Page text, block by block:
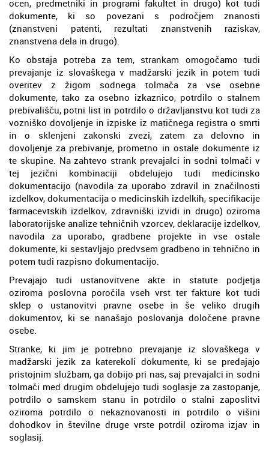
ocen, predmetniki in programi fakultet in drugo) kot tudi
dokumente, ki so povezani s področjem znanosti
(znanstveni patenti, rezultati znanstvenih raziskav,
znanstvena dela in drugo).
Ko obstaja potreba za tem, strankam omogočamo tudi
prevajanje iz slovaškega v madžarski jezik in potem tudi
overitev z žigom sodnega tolmača za vse osebne
dokumente, tako za osebno izkaznico, potrdilo o stalnem
prebivališču, potni list in potrdilo o državljanstvu kot tudi za
vozniško dovoljenje in izpiske iz matičnega registra o smrti
in o sklenjeni zakonski zvezi, zatem za delovno in
dovoljenje za prebivanje, prometno in ostale dokumente iz
te skupine. Na zahtevo strank prevajalci in sodni tolmači v
tej jezični kombinaciji obdelujejo tudi medicinsko
dokumentacijo (navodila za uporabo zdravil in značilnosti
izdelkov, dokumentacija o medicinskih izdelkih, specifikacije
farmacevtskih izdelkov, zdravniški izvidi in drugo) oziroma
laboratorijske analize tehničnih vzorcev, deklaracije izdelkov,
navodila za uporabo, gradbene projekte in vse ostale
dokumente, ki sestavljajo predvsem gradbeno in tehnično in
potem tudi razpisno dokumentacijo.
Prevajajo tudi ustanovitvene akte in statute podjetja
oziroma poslovna poročila vseh vrst ter fakture kot tudi
sklep o ustanovitvi pravne osebe in še veliko drugih
dokumentov, ki se nanašajo poslovanja določene pravne
osebe.
Stranke, ki jim je potrebno prevajanje iz slovaškega v
madžarski jezik za katerekoli dokumente, ki se predajajo
pristojnim službam, ga dobijo pri nas, saj prevajalci in sodni
tolmači med drugim obdelujejo tudi soglasje za zastopanje,
potrdilo o samskem stanu in potrdilo o stalni zaposlitvi
oziroma potrdilo o nekaznovanosti in potrdilo o višini
dohodkov in številne druge vrste potrdil oziroma izjav in
soglasij.